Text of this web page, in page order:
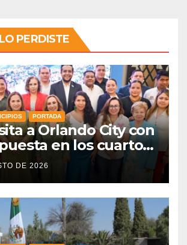
PERDISTE
PORTADA
a Orlando City con
en los cuartos
DE 2026